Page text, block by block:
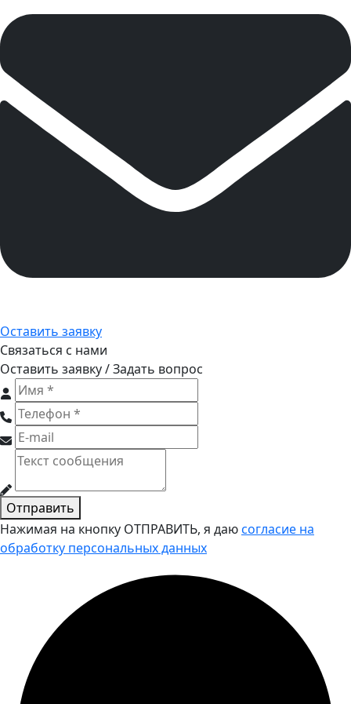
Оставить заявку
Связаться с нами
Оставить заявку / Задать вопрос
Отправить
Нажимая на кнопку ОТПРАВИТЬ, я даюсогласие на
обработку персональных данных